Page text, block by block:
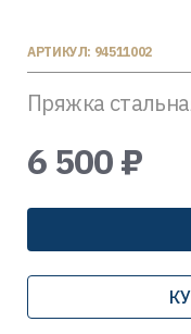
АРТИКУЛ: 94511002
Пряжка
6 500 ₽